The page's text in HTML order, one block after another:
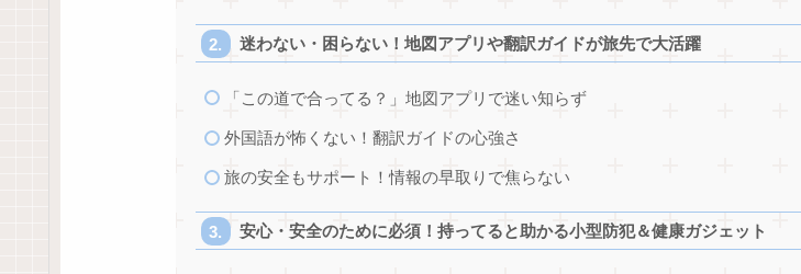
迷わない・困らない！地図アプリや翻訳ガイドが旅先で大活躍
「この道で合ってる？」地図アプリで迷い知らず
外国語が怖くない！翻訳ガイドの心強さ
旅の安全もサポート！情報の早取りで焦らない
安心・安全のために必須！持ってると助かる小型防犯＆健康ガジェット